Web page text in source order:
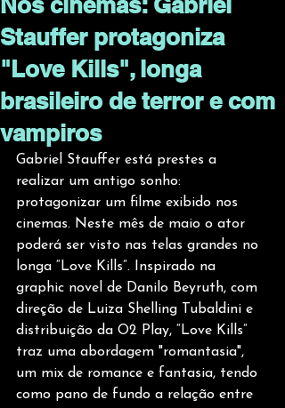
Stauffer protagoniza
"Love Kills", longa
brasileiro de terror e com
vampiros
Gabriel Stauffer está prestes a
realizar um antigo sonho:
protagonizar um filme exibido nos
cinemas. Neste mês de maio o ator
poderá ser visto nas telas grandes no
longa “Love Kills”. Inspirado na
graphic novel de Danilo Beyruth, com
direção de Luiza Shelling Tubaldini e
distribuição da O2 Play, “Love Kills”
traz uma abordagem "romantasia",
um mix de romance e fantasia, tendo
como pano de fundo a relação entre